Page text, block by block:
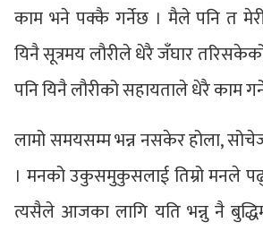
काम भने पक्कै गर्नेछ । मैले पनि त
यिनै सूत्रमय लौरीले धेरै जँघार
पनि यिनै लौरीको सहायताले धेरै काम
लामो समयसम्म भन्न नसकेर होला,
। मनको उकुसमुकुसलाई तिम्रो मनले
त्यसैले आजका लागि यति भन्नु नै